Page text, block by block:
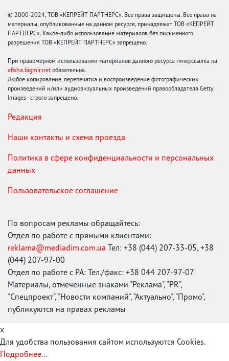
© 2000-2024, ТОВ «КЕПРЕЙТ ПАРТНЕРС». Все права защищены. Все права на
материалы, опубликованные на данном ресурсе, принадлежат ТОВ «КЕПРЕЙТ
ПАРТНЕРС». Какое-либо использование материалов без письменного
разрешения ТОВ «КЕПРЕЙТ ПАРТНЕРС» запрещено.
При правомерном использовании материалов данного ресурса гиперссылка на
afisha.bigmir.net обязательна.
Любое копирование, перепечатка и воспроизведение фотографических
произведений и/или аудиовизуальных произведений правообладателя Getty
Images - строго запрещено.
Редакция
Наши контакты и схема проезда
Политика в сфере конфиденциальности и персональных
данных
Пользовательское соглашение
По вопросам рекламы обращайтесь:
Отдел по работе с прямыми клиентами:
reklama@mediadim.com.ua Тел: +38 (044) 207-33-05, +38
(044) 207-97-00
Отдел по работе с РА: Тел./факс: +38 044 207-97-07
Материалы, отмеченные знаками "Реклама", "PR",
"Спецпроект", "Новости компаний", "Актуально", "Промо",
публикуются на правах рекламы
x
Для удобства пользования сайтом используются Cookies.
Подробнее...